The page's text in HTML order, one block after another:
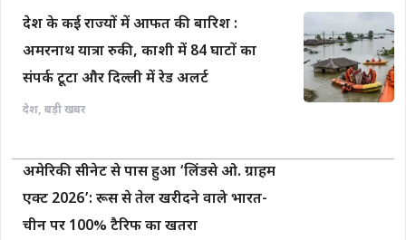
देश के कई राज्यों में आफत की बारिश :
अमरनाथ यात्रा रुकी, काशी में 84 घाटों का
संपर्क टूटा और दिल्ली में रेड अलर्ट
देश, बड़ी खबर
अमेरिकी सीनेट से पास हुआ ‘लिंडसे ओ. ग्राहम
एक्ट 2026’: रूस से तेल खरीदने वाले भारत-
चीन पर 100% टैरिफ का खतरा